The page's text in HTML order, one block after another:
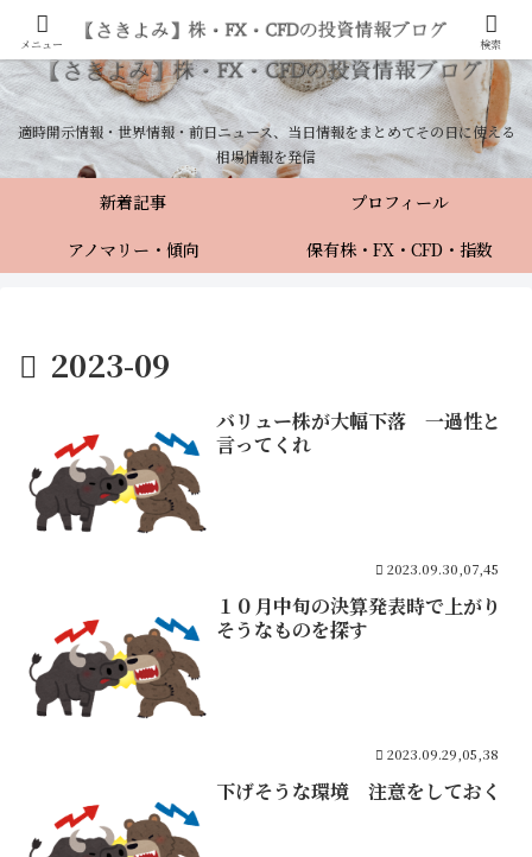
適時開示情報・世界情報・前日ニュース、当日情報をまとめてその日に使える
相場情報を発信
新着記事
プロフィール
アノマリー・傾向
保有株・FX・CFD・指数
2023-09
バリュー株が大幅下落 一過性と
言ってくれ
2023.09.30,07,45
１０月中旬の決算発表時で上がり
そうなものを探す
2023.09.29,05,38
下げそうな環境 注意をしておく
メニュー 検索